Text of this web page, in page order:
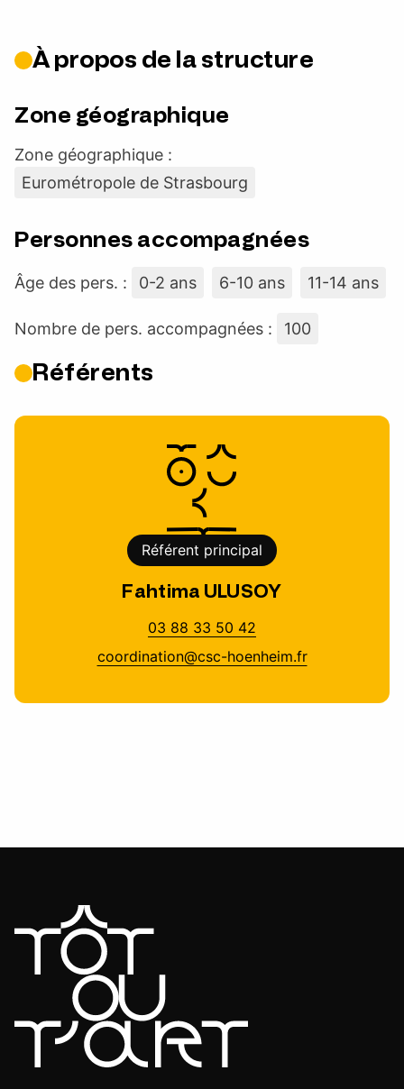
À propos de la structure
Zone géographique
Zone géographique :
Eurométropole de Strasbourg
Personnes accompagnées
Âge des pers. : 0-2 ans 6-10 ans 11-14 ans
Nombre de pers. accompagnées : 100
Référents
Référent principal
Fahtima ULUSOY
03 88 33 50 42
coordination@csc-hoenheim.fr